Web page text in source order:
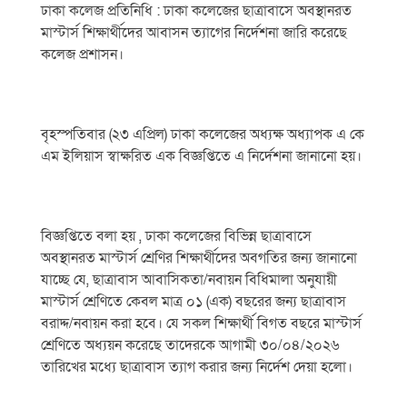
ঢাকা কলেজ প্রতিনিধি : ঢাকা কলেজের ছাত্রাবাসে অবস্থানরত
মাস্টার্স শিক্ষার্থীদের আবাসন ত্যাগের নির্দেশনা জারি করেছে
কলেজ প্রশাসন।
বৃহস্পতিবার (২৩ এপ্রিল) ঢাকা কলেজের অধ্যক্ষ অধ্যাপক এ কে
এম ইলিয়াস স্বাক্ষরিত এক বিজ্ঞপ্তিতে এ নির্দেশনা জানানো হয়।
বিজ্ঞপ্তিতে বলা হয় , ঢাকা কলেজের বিভিন্ন ছাত্রাবাসে
অবস্থানরত মাস্টার্স শ্রেণির শিক্ষার্থীদের অবগতির জন্য জানানো
যাচ্ছে যে, ছাত্রাবাস আবাসিকতা/নবায়ন বিধিমালা অনুযায়ী
মাস্টার্স শ্রেণিতে কেবল মাত্র ০১ (এক) বছরের জন্য ছাত্রাবাস
বরাদ্দ/নবায়ন করা হবে। যে সকল শিক্ষার্থী বিগত বছরে মাস্টার্স
শ্রেণিতে অধ্যয়ন করেছে তাদেরকে আগামী ৩০/০৪/২০২৬
তারিখের মধ্যে ছাত্রাবাস ত্যাগ করার জন্য নির্দেশ দেয়া হলো।